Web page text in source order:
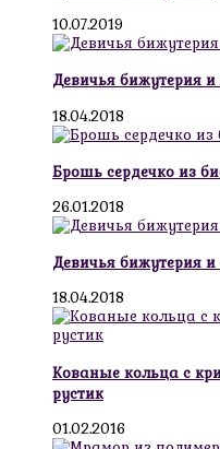
10.07.2019
Девичья бижутерия
18.04.2018
Брошь сердечко из
26.01.2018
Девичья бижутерия
18.04.2018
Кованые кольца с
рустик
01.02.2016